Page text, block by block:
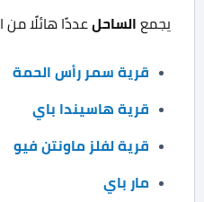
يجمع الساحل عددًا هائلًا من
قرية سمر رأس الحمة
قرية هاسيندا باي
قرية لفلز ماونتن فيو
مار باي